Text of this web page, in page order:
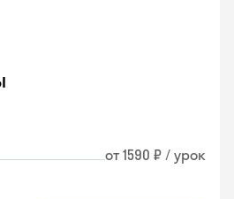
от 1590 ₽ / урок